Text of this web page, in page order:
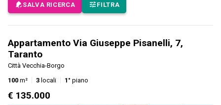
SALVA RICERCA FILTRA
Appartamento Via Giuseppe Pisanelli, 7,
Taranto
Città Vecchia-Borgo
100 m² 3 locali 1° piano
€ 135.000